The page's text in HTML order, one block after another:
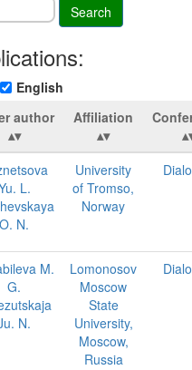
Search
English
author Affiliation
L.
O. N.
University
of Tromso,
Norway
M.
G.
N.
Lomonosov
Moscow
State
University,
Moscow,
Russia